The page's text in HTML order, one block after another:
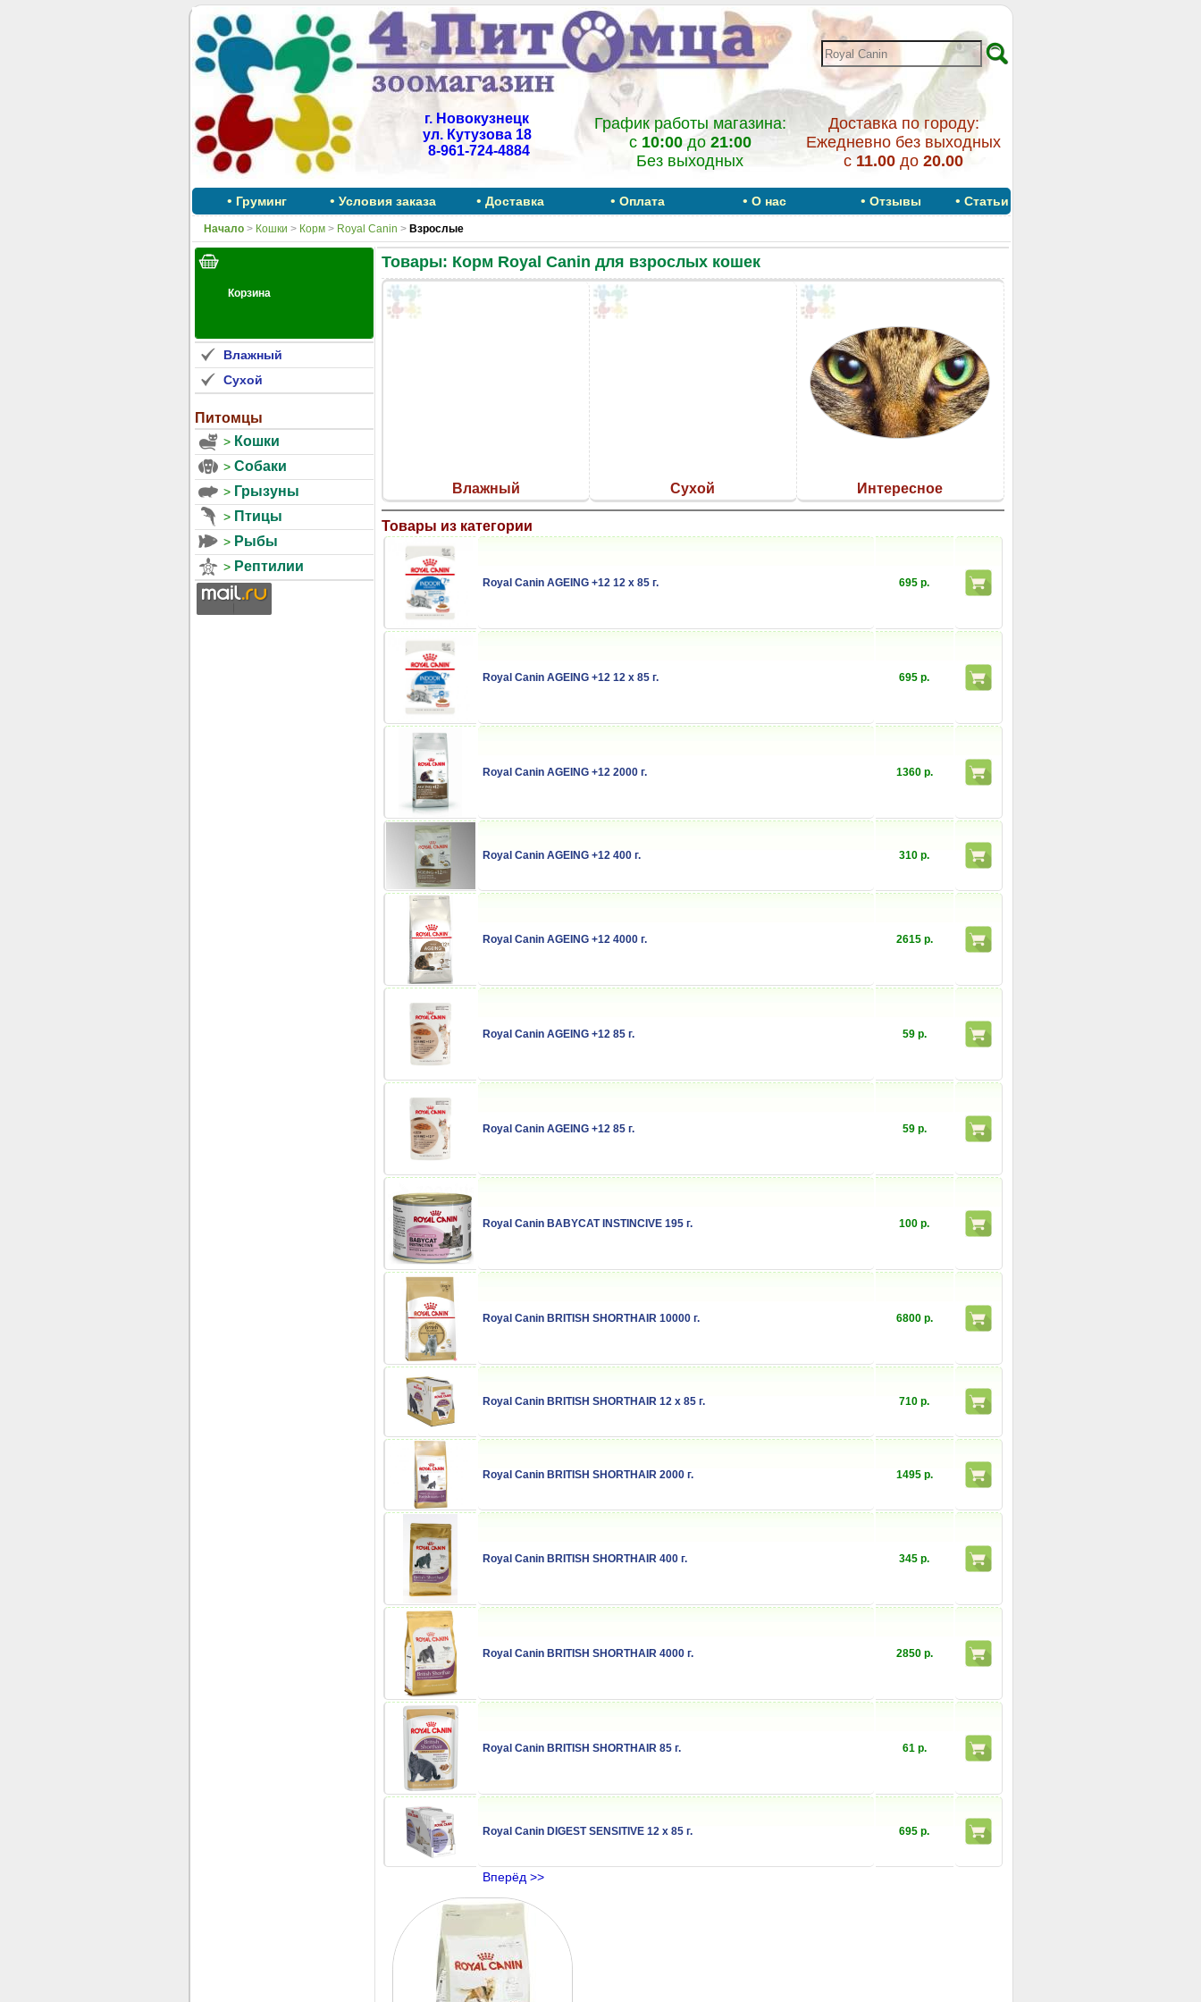
г. Новокузнецк
ул. Кутузова 18
8-961-724-4884
График работы магазина:
c 10:00до 21:00
Без выходных
Доставка по городу:
Ежедневно без выходных
с 11.00 до 20.00
• Груминг • Условия заказа • Доставка • Оплата • О нас • Отзывы • Статьи
Начало> Кошки > Корм> Royal Canin > Взрослые
Влажный
Сухой
Питомцы
Кошки
Собаки
Грызуны
Птицы
Рыбы
Рептилии
Товары: Корм Royal Canin для взрослых кошек
Влажный Сухой Интересное
Товары из категории
Royal Canin AGEING +12 12 x 85 г. 695 р.
Royal Canin AGEING +12 12 x 85 г. 695 р.
Royal Canin AGEING +12 2000 г. 1360 р.
Royal Canin AGEING +12 400 г. 310 р.
Royal Canin AGEING +12 4000 г. 2615 р.
Royal Canin AGEING +12 85 г. 59 р.
Royal Canin AGEING +12 85 г. 59 р.
Royal Canin BABYCAT INSTINCIVE 195 г. 100 р.
Royal Canin BRITISH SHORTHAIR 10000 г. 6800 р.
Royal Canin BRITISH SHORTHAIR 12 x 85 г. 710 р.
Royal Canin BRITISH SHORTHAIR 2000 г. 1495 р.
Royal Canin BRITISH SHORTHAIR 400 г. 345 р.
Royal Canin BRITISH SHORTHAIR 4000 г. 2850 р.
Royal Canin BRITISH SHORTHAIR 85 г. 61 р.
Royal Canin DIGEST SENSITIVE 12 x 85 г. 695 р.
Вперёд >>